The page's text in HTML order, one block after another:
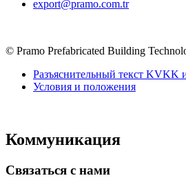
export@pramo.com.tr
© Pramo Prefabricated Building
Разъяснительный текст KVKK
Условия и положения
Коммуникация
Связаться с нами